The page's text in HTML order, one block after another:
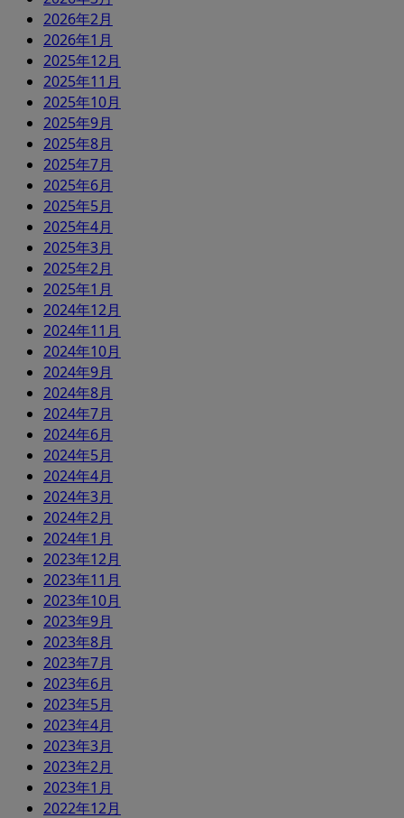
2026年2月
2026年1月
2025年12月
2025年11月
2025年10月
2025年9月
2025年8月
2025年7月
2025年6月
2025年5月
2025年4月
2025年3月
2025年2月
2025年1月
2024年12月
2024年11月
2024年10月
2024年9月
2024年8月
2024年7月
2024年6月
2024年5月
2024年4月
2024年3月
2024年2月
2024年1月
2023年12月
2023年11月
2023年10月
2023年9月
2023年8月
2023年7月
2023年6月
2023年5月
2023年4月
2023年3月
2023年2月
2023年1月
2022年12月